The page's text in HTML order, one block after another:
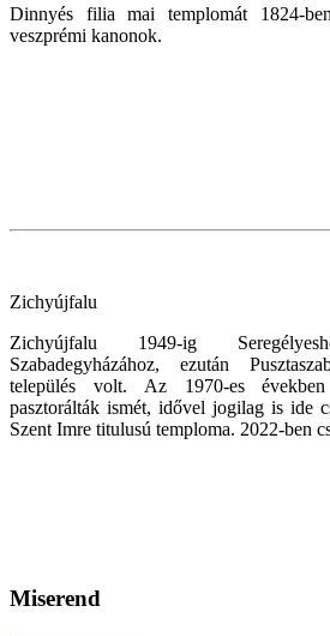
Dinnyés filia mai templomát 1824-
veszprémi kanonok.
Zichyújfalu
Zichyújfalu 1949-ig
Szabadegyházához, ezután
település volt. Az 1970-es években
pasztorálták ismét, idővel jogilag is ide
Szent Imre titulusú temploma. 2022-ben
Miserend